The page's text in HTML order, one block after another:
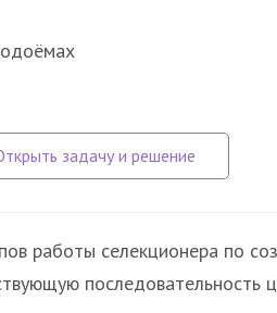
работы селекционера по
последовательность